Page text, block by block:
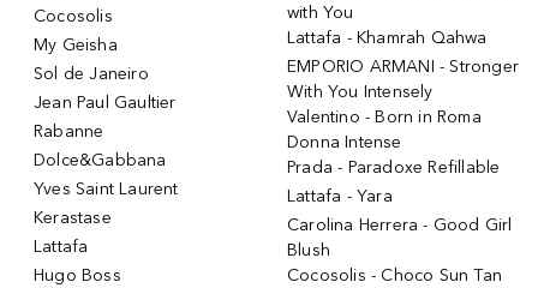
Cocosolis
My Geisha
Sol de Janeiro
Jean Paul Gaultier
Rabanne
Dolce&Gabbana
Yves Saint Laurent
Kerastase
Lattafa
Hugo Boss
with You
Lattafa - Khamrah Qahwa
EMPORIO ARMANI - Stronger
With You Intensely
Valentino - Born in Roma
Donna Intense
Prada - Paradoxe Refillable
Lattafa - Yara
Carolina Herrera - Good Girl
Blush
Cocosolis - Choco Sun Tan